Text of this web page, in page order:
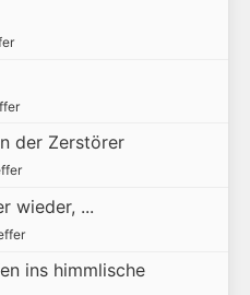
der Zerstörer
wieder, ...
ins himmlische